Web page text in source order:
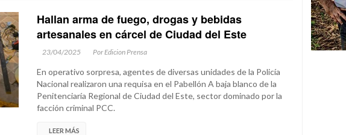
Hallan arma de fuego, drogas y bebidas
artesanales en cárcel de Ciudad del Este
23/04/2025 Por Edicion Prensa
En operativo sorpresa, agentes de diversas unidades de la Policía
Nacional realizaron una requisa en el Pabellón A baja blanco de la
Penitenciaría Regional de Ciudad del Este, sector dominado por la
facción criminal PCC.
LEER MÁS